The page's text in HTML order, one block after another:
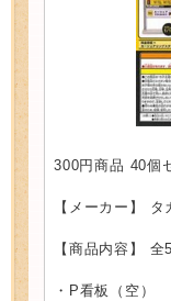
300円商品 40個
【メーカー】
【商品内容】 全
・P看板（空）